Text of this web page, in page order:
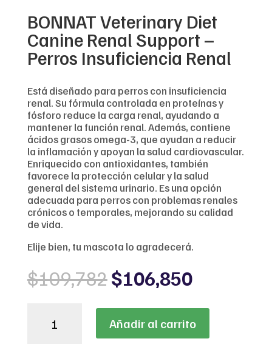
BONNAT Veterinary Diet
Canine Renal Support –
Perros Insuficiencia Renal
Está diseñado para perros con insuficiencia
renal. Su fórmula controlada en proteínas y
fósforo reduce la carga renal, ayudando a
mantener la función renal. Además, contiene
ácidos grasos omega-3, que ayudan a reducir
la inflamación y apoyan la salud cardiovascular.
Enriquecido con antioxidantes, también
favorece la protección celular y la salud
general del sistema urinario. Es una opción
adecuada para perros con problemas renales
crónicos o temporales, mejorando su calidad
de vida.
Elije bien, tu mascota lo agradecerá.
$109,782Original
price
was:
$109,782.
$106,850Current
price
is:
Veterinary
Añadir al carrito